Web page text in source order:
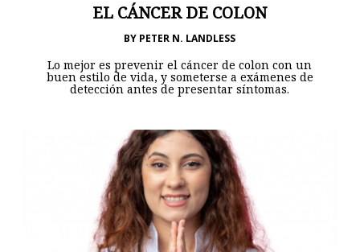
EL CÁNCER DE COLON
BY PETER N. LANDLESS
Lo mejor es prevenir el cáncer de colon con un
buen estilo de vida, y someterse a exámenes de
detección antes de presentar síntomas.